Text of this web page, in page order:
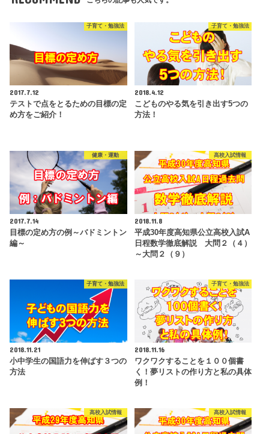
子育て・勉強法
2017.7.12
テストで点をとるための目標の定
め方をご紹介！
子育て・勉強法
2018.4.12
こどものやる気を引き出す5つの
方法！
健康・運動
2017.7.14
目標の定め方の例～バドミントン
編～
高校入試情報
2018.11.8
平成30年度高知県公立高校入試A
日程数学徹底解説 大問２（４）
～大問２（９）
子育て・勉強法
2018.11.21
小中学生の国語力を伸ばす３つの
方法
子育て・勉強法
2018.11.16
ワクワクすることを１００個書
く！夢リストの作り方と私の具体
例！
高校入試情報 高校入試情報